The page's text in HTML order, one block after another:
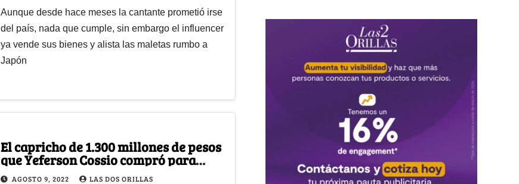
Aunque desde hace meses la cantante prometió irse
del país, nada que cumple, sin embargo el influencer
ya vende sus bienes y alista las maletas rumbo a
Japón
El capricho de 1.300 millones de pesos
que Yeferson Cossio compró para
curar su depresión
AGOSTO 9, 2022 LAS DOS ORILLAS